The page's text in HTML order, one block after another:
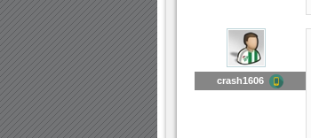
crash1606